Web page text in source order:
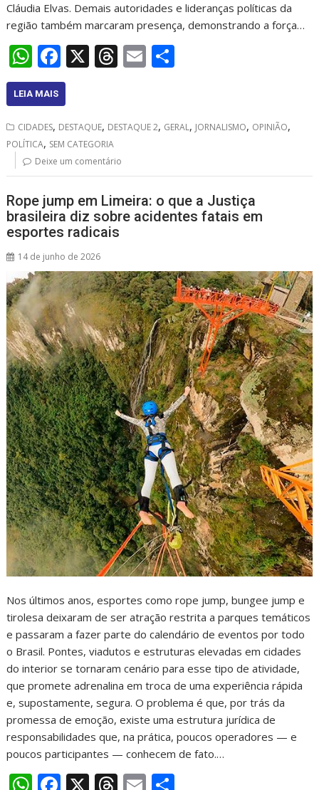
Cláudia Elvas. Demais autoridades e lideranças políticas da
região também marcaram presença, demonstrando a força…
W
h
at
s
A
p
p
F
ac
e
b
o
o
k
X T
a
s
E
l e
LEIA MAIS
CIDADES, DESTAQUE, DESTAQUE 2, GERAL, JORNALISMO, OPINIÃO,
POLÍTICA, SEM CATEGORIA
Deixe um comentário
Rope jump em Limeira: o que a Justiça
brasileira diz sobre acidentes fatais em
esportes radicais
14 de junho de 2026
Nos últimos anos, esportes como rope jump, bungee jump e
tirolesa deixaram de ser atração restrita a parques temáticos
e passaram a fazer parte do calendário de eventos por todo
o Brasil. Pontes, viadutos e estruturas elevadas em cidades
do interior se tornaram cenário para esse tipo de atividade,
que promete adrenalina em troca de uma experiência rápida
e, supostamente, segura. O problema é que, por trás da
promessa de emoção, existe uma estrutura jurídica de
responsabilidades que, na prática, poucos operadores — e
poucos participantes — conhecem de fato.…